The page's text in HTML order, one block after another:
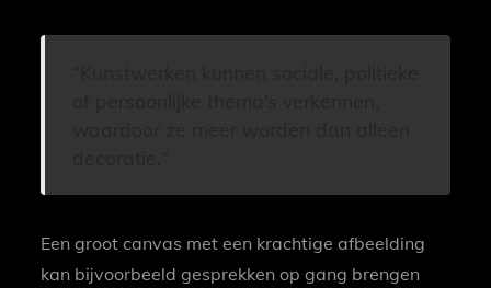
Een groot canvas met een krachtige afbeelding
kan bijvoorbeeld gesprekken op gang brengen